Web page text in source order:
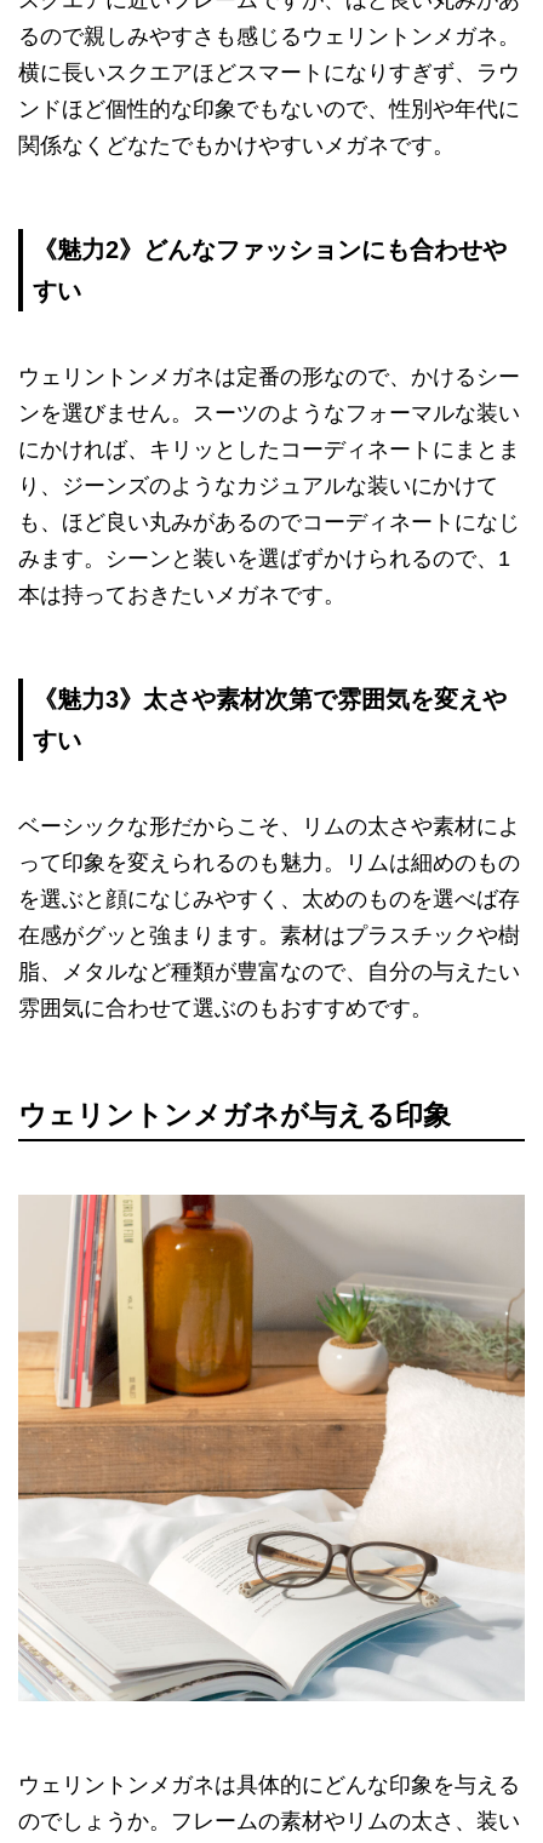
るので親しみやすさも感じるウェリントンメガネ。
横に長いスクエアほどスマートになりすぎず、ラウ
ンドほど個性的な印象でもないので、性別や年代に
関係なくどなたでもかけやすいメガネです。
《魅力2》どんなファッションにも合わせや
すい
ウェリントンメガネは定番の形なので、かけるシー
ンを選びません。スーツのようなフォーマルな装い
にかければ、キリッとしたコーディネートにまとま
り、ジーンズのようなカジュアルな装いにかけて
も、ほど良い丸みがあるのでコーディネートになじ
みます。シーンと装いを選ばずかけられるので、1
本は持っておきたいメガネです。
《魅力3》太さや素材次第で雰囲気を変えや
すい
ベーシックな形だからこそ、リムの太さや素材によ
って印象を変えられるのも魅力。リムは細めのもの
を選ぶと顔になじみやすく、太めのものを選べば存
在感がグッと強まります。素材はプラスチックや樹
脂、メタルなど種類が豊富なので、自分の与えたい
雰囲気に合わせて選ぶのもおすすめです。
ウェリントンメガネが与える印象
ウェリントンメガネは具体的にどんな印象を与える
のでしょうか。フレームの素材やリムの太さ、装い